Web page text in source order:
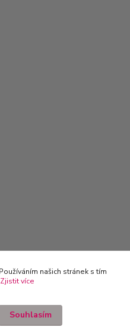
našich stránek s tím
Zjistit více
Souhlasím